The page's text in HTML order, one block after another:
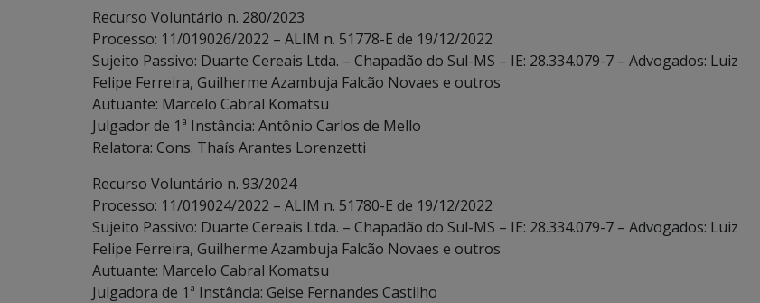
Recurso Voluntário n. 280/2023
Processo: 11/019026/2022 – ALIM n. 51778-E de 19/12/2022
Sujeito Passivo: Duarte Cereais Ltda. – Chapadão do Sul-MS – IE: 28.334.079-7 – Advogados: Luiz
Felipe Ferreira, Guilherme Azambuja Falcão Novaes e outros
Autuante: Marcelo Cabral Komatsu
Julgador de 1ª Instância: Antônio Carlos de Mello
Relatora: Cons. Thaís Arantes Lorenzetti
Recurso Voluntário n. 93/2024
Processo: 11/019024/2022 – ALIM n. 51780-E de 19/12/2022
Sujeito Passivo: Duarte Cereais Ltda. – Chapadão do Sul-MS – IE: 28.334.079-7 – Advogados: Luiz
Felipe Ferreira, Guilherme Azambuja Falcão Novaes e outros
Autuante: Marcelo Cabral Komatsu
Julgadora de 1ª Instância: Geise Fernandes Castilho